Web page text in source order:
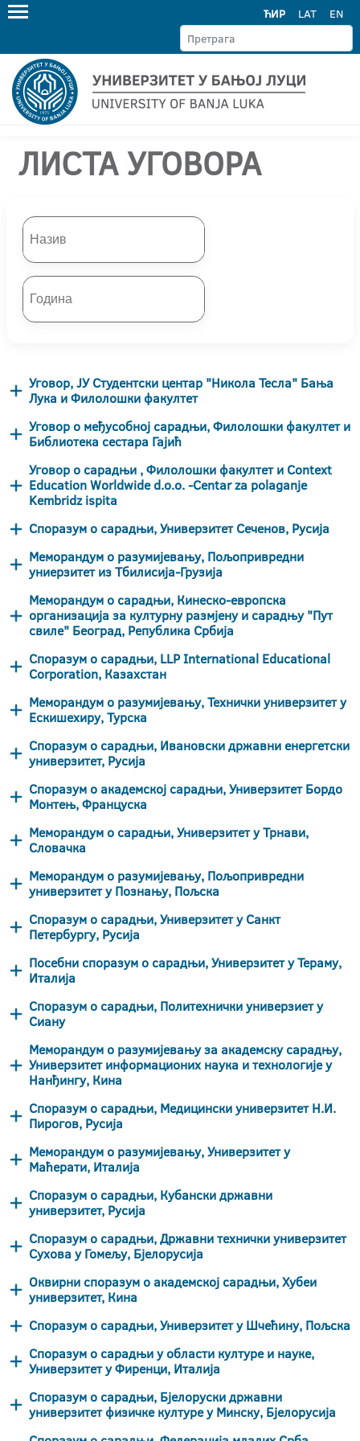
ЋИР LAT EN
ЛИСТА УГОВОРА
Уговор, ЈУ Студентски центар "Никола Тесла" Бања
Лука и Филолошки факултет
Уговор о међусобној сарадњи, Филолошки факултет и
Библиотека сестара Гајић
Уговор о сарадњи , Филолошки факултет и Context
Education Worldwide d.o.o. -Centar za polaganje
Kembridz ispita
Споразум о сарадњи, Универзитет Сеченов, Русија
Меморандум о разумијевању, Пољопривредни
униерзитет из Тбилисија-Грузија
Меморандум о сарадњи, Кинеско-европска
организација за културну размјену и сарадњу "Пут
свиле" Београд, Република Србија
Споразум о сарадњи, LLP International Educational
Corporation, Казахстан
Меморандум о разумијевању, Технички универзитет у
Ескишехиру, Турска
Споразум о сарадњи, Ивановски државни енергетски
универзитет, Русија
Споразум о академској сарадњи, Универзитет Бордо
Монтењ, Француска
Меморандум о сарадњи, Универзитет у Трнави,
Словачка
Меморандум о разумијевању, Пољопривредни
универзитет у Познању, Пољска
Споразум о сарадњи, Универзитет у Санкт
Петербургу, Русија
Посебни споразум о сарадњи, Универзитет у Тераму,
Италија
Споразум о сарадњи, Политехнички универзиет у
Сиану
Меморандум о разумијевању за академску сарадњу,
Универзитет информационих наука и технологије у
Нанђингу, Кина
Споразум о сарадњи, Медицински универзитет Н.И.
Пирогов, Русија
Меморандум о разумијевању, Универзитет у
Маћерати, Италија
Споразум о сарадњи, Кубански државни
универзитет, Русија
Споразум о сарадњи, Државни технички универзитет
Сухова у Гомељу, Бјелорусија
Оквирни споразум о академској сарадњи, Хубеи
универзитет, Кина
Споразум о сарадњи, Универзитет у Шчећину, Пољска
Споразум о сарадњи у области културе и науке,
Универзитет у Фиренци, Италија
Споразум о сарадњи, Бјелоруски државни
универзитет физичке културе у Минску, Бјелорусија